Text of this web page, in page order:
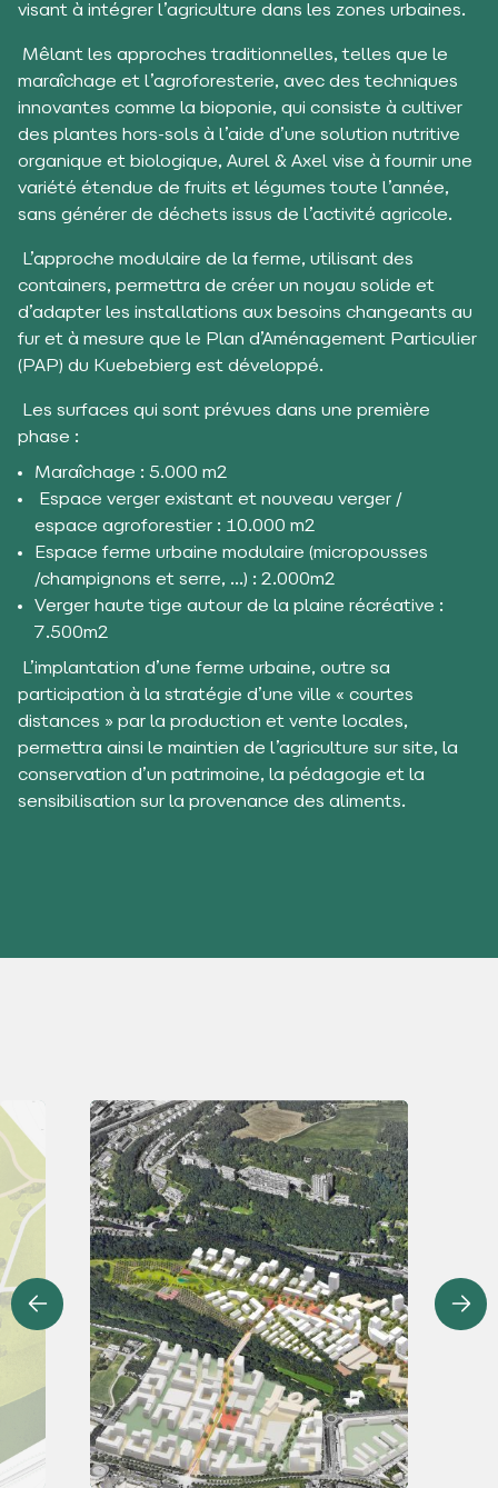
visant à intégrer l’agriculture dans les zones urbaines.
Mêlant les approches traditionnelles, telles que le
maraîchage et l’agroforesterie, avec des techniques
innovantes comme la bioponie, qui consiste à cultiver
des plantes hors-sols à l’aide d’une solution nutritive
organique et biologique, Aurel & Axel vise à fournir une
variété étendue de fruits et légumes toute l’année,
sans générer de déchets issus de l’activité agricole.
L’approche modulaire de la ferme, utilisant des
containers, permettra de créer un noyau solide et
d’adapter les installations aux besoins changeants au
fur et à mesure que le Plan d’Aménagement Particulier
(PAP) du Kuebebierg est développé.
Les surfaces qui sont prévues dans une première
phase :
Maraîchage : 5.000 m2
Espace verger existant et nouveau verger /
espace agroforestier : 10.000 m2
Espace ferme urbaine modulaire (micropousses
/champignons et serre, …) : 2.000m2
Verger haute tige autour de la plaine récréative :
7.500m2
L’implantation d’une ferme urbaine, outre sa
participation à la stratégie d’une ville « courtes
distances » par la production et vente locales,
permettra ainsi le maintien de l’agriculture sur site, la
conservation d’un patrimoine, la pédagogie et la
sensibilisation sur la provenance des aliments.